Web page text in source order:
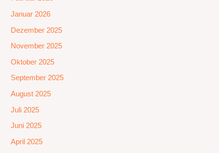
Januar 2026
Dezember 2025
November 2025
Oktober 2025
September 2025
August 2025
Juli 2025
Juni 2025
April 2025